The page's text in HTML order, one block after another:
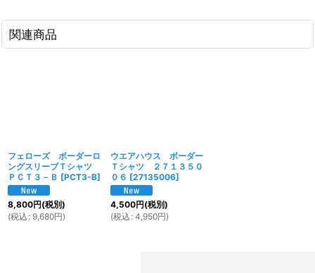
関連商品
フェローズ ボーダーロ
ングスリーブＴシャツ
ＰＣＴ３－Ｂ [PCT3-B]
8,800円(税別)
(税込 : 9,680円)
ウエアハウス ボーダー
Ｔシャツ ２７１３５０
０６ [27135006]
4,500円(税別)
(税込 : 4,950円)